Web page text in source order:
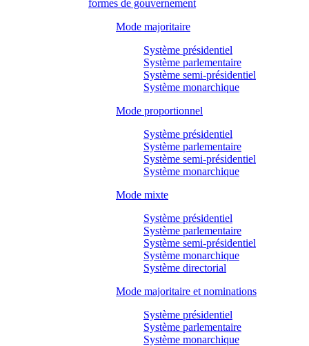
formes de gouvernement
Mode majoritaire
Système présidentiel
Système parlementaire
Système semi-présidentiel
Système monarchique
Mode proportionnel
Système présidentiel
Système parlementaire
Système semi-présidentiel
Système monarchique
Mode mixte
Système présidentiel
Système parlementaire
Système semi-présidentiel
Système monarchique
Système directorial
Mode majoritaire et nominations
Système présidentiel
Système parlementaire
Système monarchique